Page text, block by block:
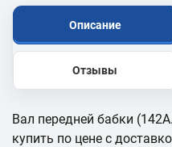
Описание
Отзывы
Вал передней бабки
купить по цене с